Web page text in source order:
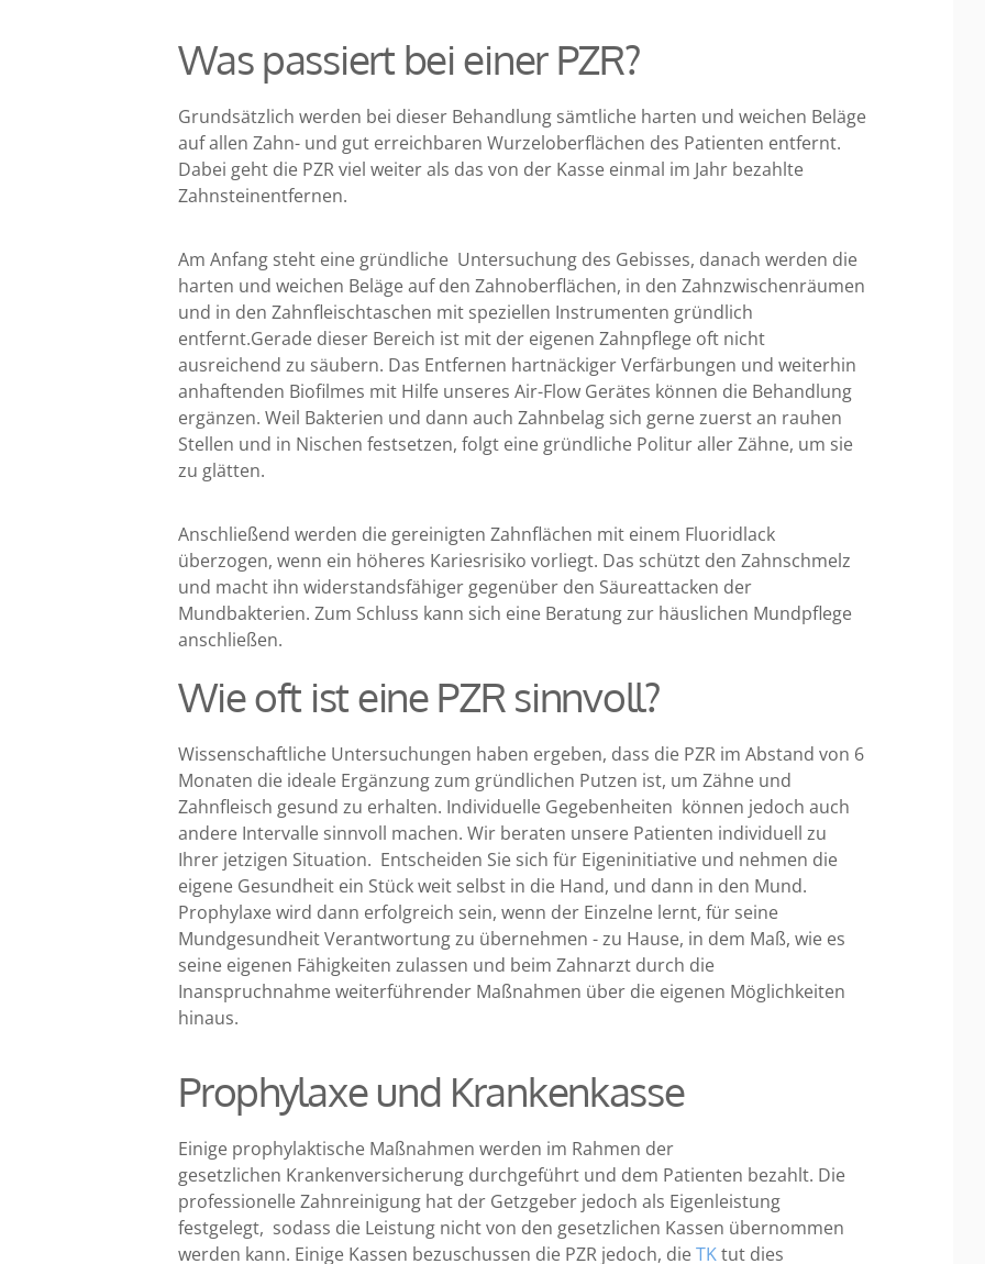
Was passiert bei einer PZR?
Grundsätzlich werden bei dieser Behandlung sämtliche harten und weichen Beläge
auf allen Zahn- und gut erreichbaren Wurzeloberflächen des Patienten entfernt.
Dabei geht die PZR viel weiter als das von der Kasse einmal im Jahr bezahlte
Zahnsteinentfernen.
Am Anfang steht eine gründliche Untersuchung des Gebisses, danach werden die
harten und weichen Beläge auf den Zahnoberflächen, in den Zahnzwischenräumen
und in den Zahnfleischtaschen mit speziellen Instrumenten gründlich
entfernt.Gerade dieser Bereich ist mit der eigenen Zahnpflege oft nicht
ausreichend zu säubern. Das Entfernen hartnäckiger Verfärbungen und weiterhin
anhaftenden Biofilmes mit Hilfe unseres Air-Flow Gerätes können die Behandlung
ergänzen. Weil Bakterien und dann auch Zahnbelag sich gerne zuerst an rauhen
Stellen und in Nischen festsetzen, folgt eine gründliche Politur aller Zähne, um sie
zu glätten.
Anschließend werden die gereinigten Zahnflächen mit einem Fluoridlack
überzogen, wenn ein höheres Kariesrisiko vorliegt. Das schützt den Zahnschmelz
und macht ihn widerstandsfähiger gegenüber den Säureattacken der
Mundbakterien. Zum Schluss kann sich eine Beratung zur häuslichen Mundpflege
anschließen.
Wie oft ist eine PZR sinnvoll?
Wissenschaftliche Untersuchungen haben ergeben, dass die PZR im Abstand von 6
Monaten die ideale Ergänzung zum gründlichen Putzen ist, um Zähne und
Zahnfleisch gesund zu erhalten. Individuelle Gegebenheiten können jedoch auch
andere Intervalle sinnvoll machen. Wir beraten unsere Patienten individuell zu
Ihrer jetzigen Situation. Entscheiden Sie sich für Eigeninitiative und nehmen die
eigene Gesundheit ein Stück weit selbst in die Hand, und dann in den Mund.
Prophylaxe wird dann erfolgreich sein, wenn der Einzelne lernt, für seine
Mundgesundheit Verantwortung zu übernehmen - zu Hause, in dem Maß, wie es
seine eigenen Fähigkeiten zulassen und beim Zahnarzt durch die
Inanspruchnahme weiterführender Maßnahmen über die eigenen Möglichkeiten
hinaus.
Prophylaxe und Krankenkasse
Einige prophylaktische Maßnahmen werden im Rahmen der
gesetzlichen Krankenversicherung durchgeführt und dem Patienten bezahlt. Die
professionelle Zahnreinigung hat der Getzgeber jedoch als Eigenleistung
festgelegt, sodass die Leistung nicht von den gesetzlichen Kassen übernommen
werden kann. Einige Kassen bezuschussen die PZR jedoch, dieTKtut dies